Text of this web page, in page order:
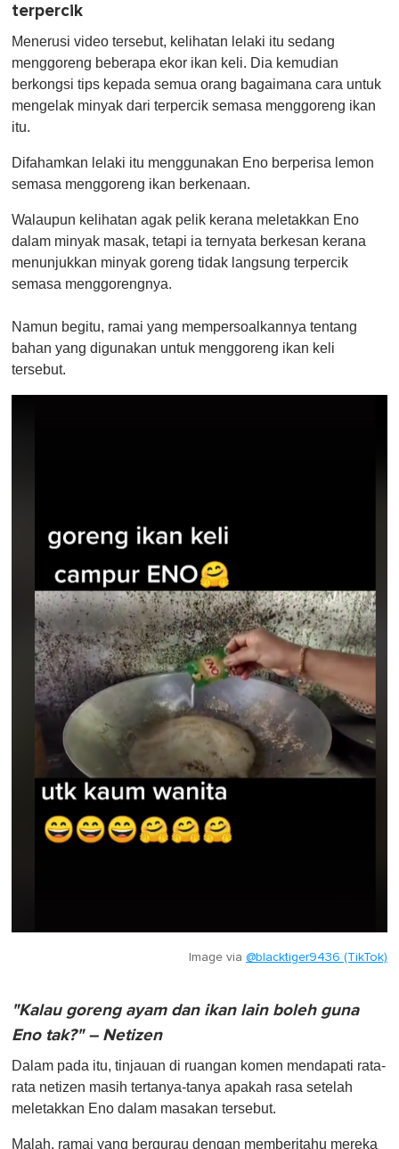
terpercik
Menerusi video tersebut, kelihatan lelaki itu sedang
menggoreng beberapa ekor ikan keli. Dia kemudian
berkongsi tips kepada semua orang bagaimana cara untuk
mengelak minyak dari terpercik semasa menggoreng ikan
itu.
Difahamkan lelaki itu menggunakan Eno berperisa lemon
semasa menggoreng ikan berkenaan.
Walaupun kelihatan agak pelik kerana meletakkan Eno
dalam minyak masak, tetapi ia ternyata berkesan kerana
menunjukkan minyak goreng tidak langsung terpercik
semasa menggorengnya.
Namun begitu, ramai yang mempersoalkannya tentang
bahan yang digunakan untuk menggoreng ikan keli
tersebut.
Image via @blacktiger9436 (TikTok)
"Kalau goreng ayam dan ikan lain boleh guna
Eno tak?" – Netizen
Dalam pada itu, tinjauan di ruangan komen mendapati rata-
rata netizen masih tertanya-tanya apakah rasa setelah
meletakkan Eno dalam masakan tersebut.
Malah, ramai yang bergurau dengan memberitahu mereka